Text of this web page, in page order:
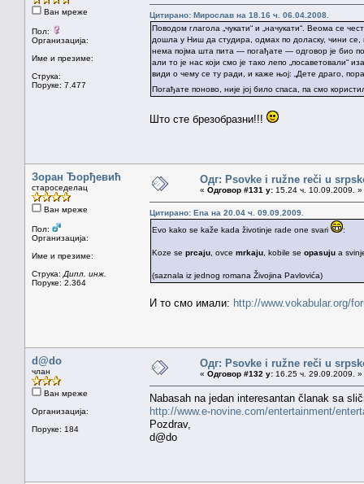
Ван мреже
Пол:
Организација:
Име и презиме:
Струка:
Поруке: 7.477
Цитирано: Мирослав на 18.16 ч. 06.04.2008.
Поводом глагола „чукати“ и „начукати“. Веома се
дошла у Ниш да студира, одмах по доласку, чини се,
нема појма шта пита — погађате — одговор је био
али то је нас који смо је тако лепо
види о чему се ту ради, и каже њој: „Дете драго,
Погађате поново, није јој било спаса, па смо
Што сте брезобразни!!!
Зоран Ђорђевић
староседелац
Ван мреже
Пол:
Организација:
Име и презиме:
Струка: Дипл. инж.
Поруке: 2.364
Одг: Psovke i ružne reči u
« Одговор #131 у: 15.24 ч. 10.09.2009. »
Цитирано: Ena на 20.04 ч. 09.09.2009.
Evo kako se kaže kada životinje rade one svari
:
Koze se prcaju , ovce mrkaju , kobile se opasuju a
(saznala iz jednog romana Živojina Pavlovića)
И то смо имали: http://www.vokabular.org/
d@do
члан
Ван мреже
Организација:
Поруке: 184
Одг: Psovke i ružne reči u
« Одговор #132 у: 16.25 ч. 29.09.2009. »
Nabasah na jedan interesantan članak sa
http://www.e-novine.com/entertainment/
Pozdrav,
d@do